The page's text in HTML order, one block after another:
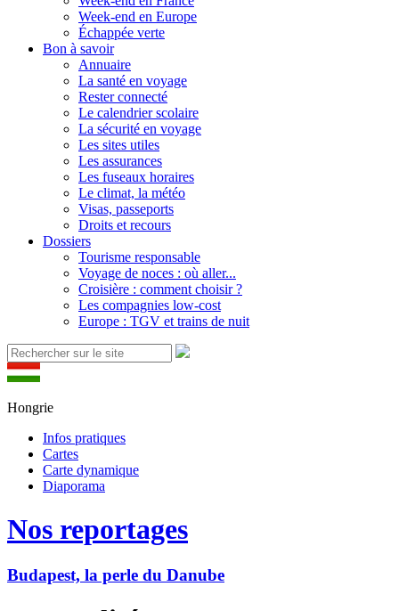
Week-end en Europe
Échappée verte
Bon à savoir
Annuaire
La santé en voyage
Rester connecté
Le calendrier scolaire
La sécurité en voyage
Les sites utiles
Les assurances
Les fuseaux horaires
Le climat, la météo
Visas, passeports
Droits et recours
Dossiers
Tourisme responsable
Voyage de noces : où aller...
Croisière : comment choisir ?
Les compagnies low-cost
Europe : TGV et trains de nuit
Hongrie
Infos pratiques
Cartes
Carte dynamique
Diaporama
Nos reportages
Budapest, la perle du Danube